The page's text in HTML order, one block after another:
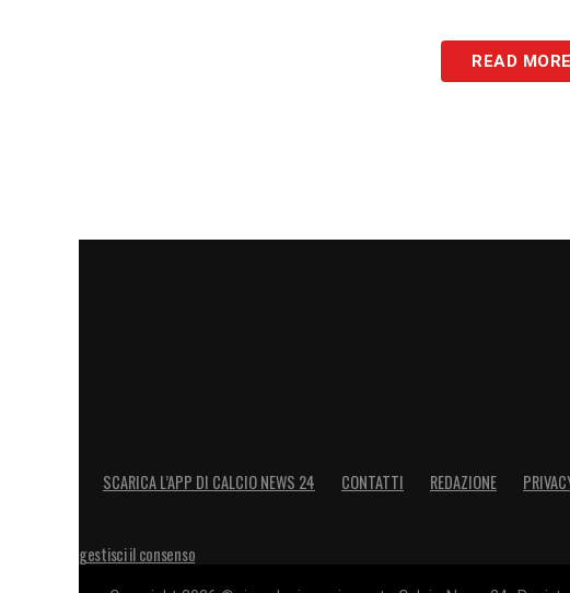
READ MORE
SCARICA L’APP DI CALCIO NEWS 24 CONTATTI REDAZIONE
gestisci il consenso